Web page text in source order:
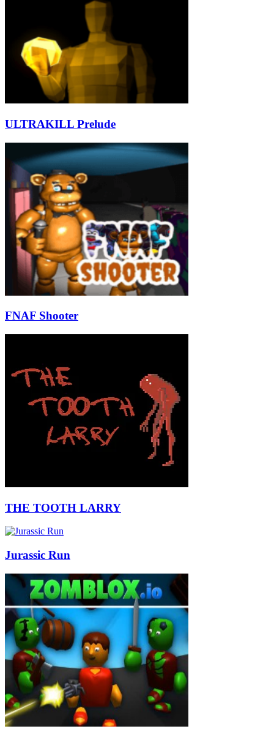
ULTRAKILL Prelude
FNAF Shooter
THE TOOTH LARRY
Jurassic Run